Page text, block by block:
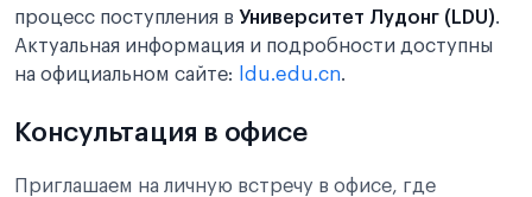
процесс поступления в Университет Лудонг (LDU).
Актуальная информация и подробности доступны
на официальном сайте:
ldu.edu.cn.
Консультация в офисе
Приглашаем на личную встречу в офисе, где